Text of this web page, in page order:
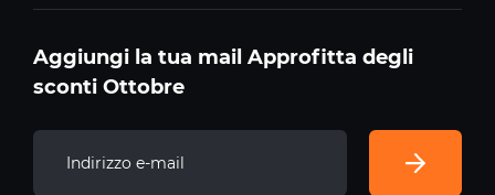
Aggiungi la tua mail Approfitta degli
sconti Ottobre